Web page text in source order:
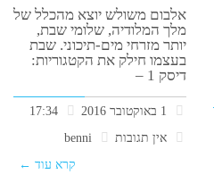
אלבום משולש יוצא מהכלל של
מלך המלודיה, שלומי שבת,
יותר מזרחי מים-תיכוני. שבת
בעצמו חילק את הקטגוריות:
דיסק 1 –
אין תגובות
benni
קרא עוד ←